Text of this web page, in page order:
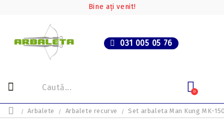
Bine ați venit!
031 005 05 76
0
Arbalete Arbalete recurve Set arbaleta Man Kung MK-